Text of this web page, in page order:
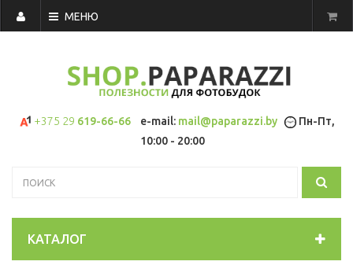
МЕНЮ
+375 29 619-66-66 e-mail: mail@paparazzi.by
Пн-Пт,
10:00 - 20:00
КАТАЛОГ